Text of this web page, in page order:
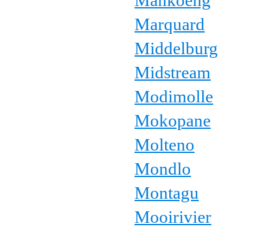
Marquard
Middelburg
Midstream
Modimolle
Mokopane
Molteno
Mondlo
Montagu
Mooirivier